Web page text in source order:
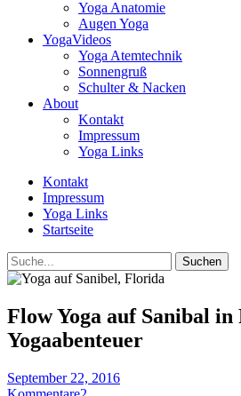
Yoga Anatomie
Augen Yoga
YogaVideos
Yoga Atemtechnik
Sonnengruß
Schulter & Nacken
About
Kontakt
Impressum
Yoga Links
Kontakt
Impressum
Yoga Links
Startseite
Suche
Flow Yoga auf Sanibal
Yogaabenteuer
September 22, 2016